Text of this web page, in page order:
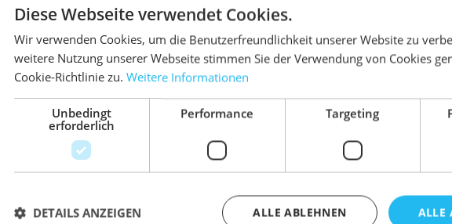
Zubehör-Artikel
Diese Webseite verwendet Cookies.
Wir verwenden Cookies, um die Benutzerfreundlichkeit unserer Website zu
weitere Nutzung unserer Webseite stimmen Sie der Verwendung von Cookies
Cookie-Richtlinie zu. Weitere Informationen
Unbedingt
erforderlich
Performance Targeting
ALLE
ALLE ABLEHNEN
DETAILS ANZEIGEN